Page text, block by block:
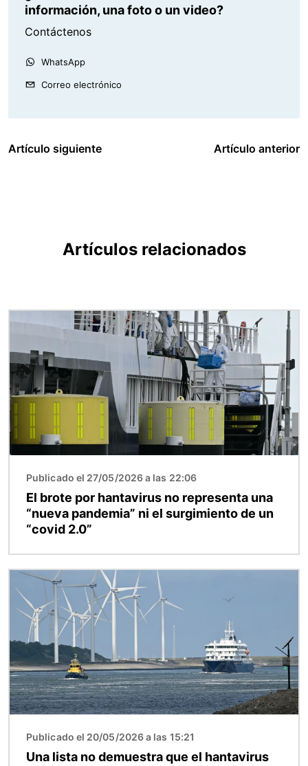
información, una foto o un video?
Contáctenos
WhatsApp
Correo electrónico
Artículo siguiente Artículo anterior
Artículos relacionados
Publicado el 27/05/2026 a las 22:06
El brote por hantavirus no representa una
“nueva pandemia” ni el surgimiento de un
“covid 2.0”
Imagen
Publicado el 20/05/2026 a las 15:21
Una lista no demuestra que el hantavirus